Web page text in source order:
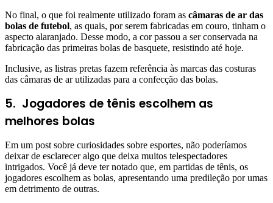
No final, o que foi realmente utilizado foram as câmaras de ar das
bolas de futebol, as quais, por serem fabricadas em couro, tinham o
aspecto alaranjado. Desse modo, a cor passou a ser conservada na
fabricação das primeiras bolas de basquete, resistindo até hoje.
Inclusive, as listras pretas fazem referência às marcas das costuras
das câmaras de ar utilizadas para a confecção das bolas.
5. Jogadores de tênis escolhem as
melhores bolas
Em um post sobre curiosidades sobre esportes, não poderíamos
deixar de esclarecer algo que deixa muitos telespectadores
intrigados. Você já deve ter notado que, em partidas de tênis, os
jogadores escolhem as bolas, apresentando uma predileção por umas
em detrimento de outras.